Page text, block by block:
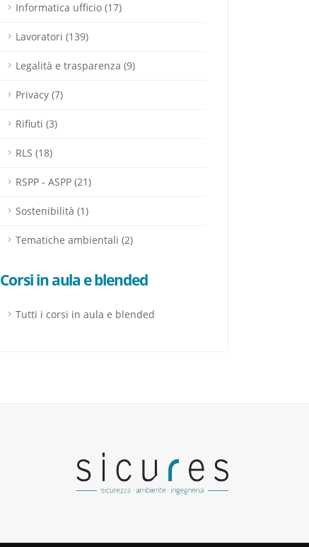
Informatica ufficio (17)
Lavoratori (139)
Legalità e trasparenza (9)
Privacy (7)
Rifiuti (3)
RLS (18)
RSPP - ASPP (21)
Sostenibilità (1)
Tematiche ambientali (2)
Corsi in aula e blended
Tutti i corsi in aula e blended